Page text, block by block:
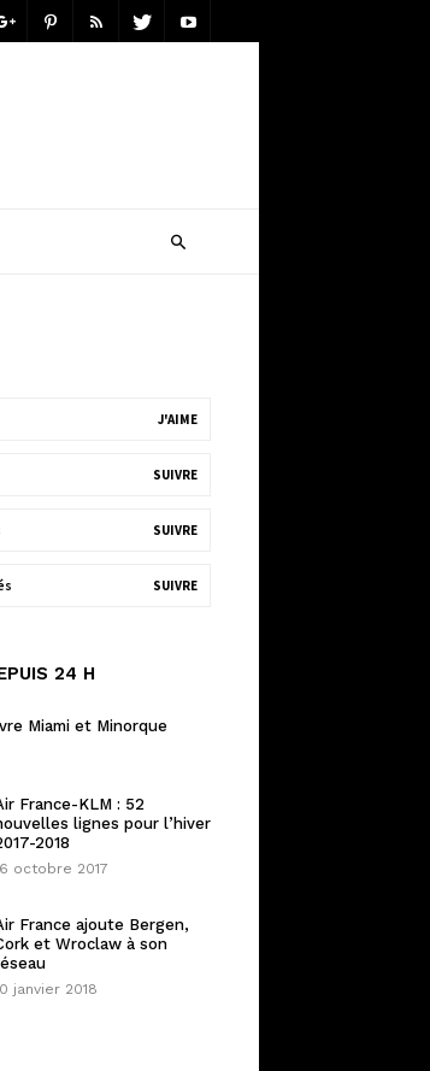
J'AIME
SUIVRE
SUIVRE
SUIVRE
24 H
Miami et Minorque
France-KLM : 52
lignes pour l’hiver
2018
octobre 2017
France ajoute Bergen,
et Wroclaw à son
janvier 2018